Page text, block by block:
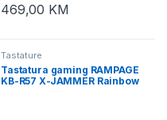
469,00 KM
Tastature
Tastatura gaming RAMPAGE
KB-R57 X-JAMMER Rainbow